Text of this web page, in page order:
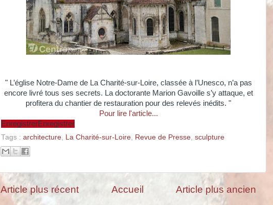
" L’église Notre-Dame de La Charité-sur-Loire, classée à l’Unesco, n’a pas
encore livré tous ses secrets. La doctorante Marion Gavoille s’y attaque, et
profitera du chantier de restauration pour des relevés inédits. "
Pour lire l'article...
EnregistrerEnregistrer
Tags : architecture, La Charité-sur-Loire, Revue de Presse, sculpture
Article plus récent Article plus ancien
Accueil